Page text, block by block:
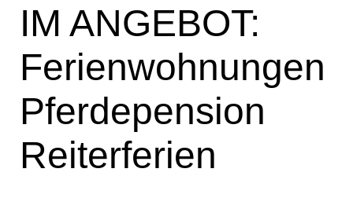
IM ANGEBOT:
Ferienwohnungen
Pferdepension
Reiterferien